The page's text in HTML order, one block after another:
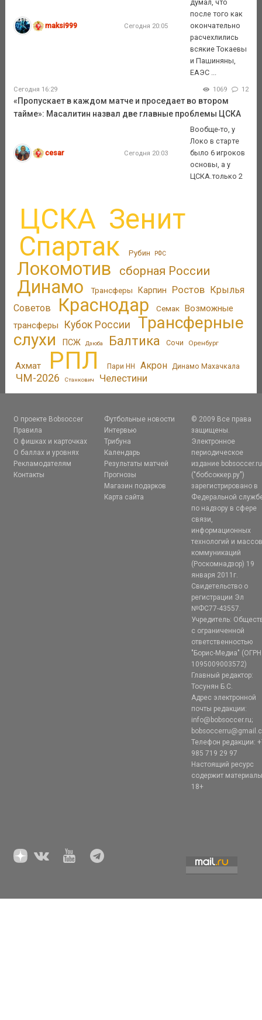
maksi999 Сегодня 20:05
думал, что
после того как
окончательно
расчехлились
всякие Токаевы
и Пашиняны,
ЕАЭС ...
Сегодня 16:29 1069 12
«Пропускает в каждом матче и проседает во втором
тайме»: Масалитин назвал две главные проблемы ЦСКА
cesar Сегодня 20:03
Вообще-то, у
Локо в старте
было 6 игроков
основы, а у
ЦСКА.только 2
ЦСКА Зенит
Спартак Рубин РФС
Локомотив сборная России
Динамо Трансферы Карпин Ростов Крылья
Советов
Краснодар Семак Возможные
трансферы
Кубок России
Трансферные
слухи
ПСЖ Дзюба Балтика Сочи Оренбург
Ахмат РПЛ Пари НН Акрон Динамо Махачкала
ЧМ-2026 Станкович Челестини
О проекте Bobsoccer
Правила
О фишках и карточках
О баллах и уровнях
Рекламодателям
Контакты
Футбольные новости
Интервью
Трибуна
Календарь
Результаты матчей
Прогнозы
Магазин подарков
Карта сайта
© 2009 Все права
защищены.
Электронное
периодическое
издание bobsoccer.ru
("бобсоккер.ру")
зарегистрировано в
Федеральной
по надзору в сфере
связи,
информационных
технологий и
коммуникаций
(Роскомнадзор) 19
января 2011г.
Свидетельство о
регистрации Эл
№ФС77-43557.
Учредитель:
с ограниченной
ответственностью
"Борис-Медиа" (ОГРН
1095009003572)
Главный редактор:
Тосунян Б.С.
Адрес электронной
почты редакции:
info@bobsoccer.ru;
Телефон редакции:
985 719 29 97
Настоящий ресурс
содержит
18+